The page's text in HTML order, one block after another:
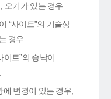
오기가 있는 경우
“사이트”의 기술상
경우
트”의 승낙이
변경이 있는 경우,